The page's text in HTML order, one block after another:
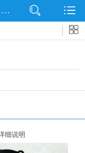
网站首页
泊头市淼鑫除尘配件销售处
细说明